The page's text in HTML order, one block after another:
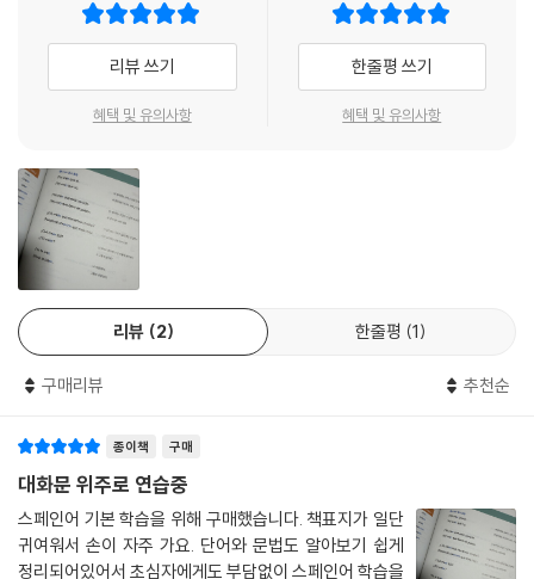
2. 오늘의 회화
일상생활에서 자주 쓰이는 표현을 익히고 기초 회화 실력을 탄탄하게 쌓는
코너입니다. 먼저 대화문에서 각 Capitulo의 핵심 문장을 눈으로 읽고, 세
세요.
3. 오늘의 핵심 표현
스페인어 문법, 어렵지 않아요! 보기 쉽게 정리된 표로 꼭 알아야 할 문법
만 알려드립니다. 다양한 응용 예문을 따라 읽다보면 어느새 스페인어 기
초 문형을 마스터하게 될 거예요. 헷갈리기 쉬운 부분은 [¡OJO!] 에서 한
번 더 짚어 드려요!
4. 오늘의 Plus+ 실전 회화
회화문을 구성하였습니다. 네이티브 성우가 녹음한 MP3를 듣고, 자연스
러운 회화 톤을 살려 말하는 연습을 해 보세요. [이것만은 꼭!] 에서 해당
과의 미션 문장을 확인해 보는 것도 잊지 마세요!
5. 오늘의 연습문제
리뷰 쓰기
혜택 및 유의사항
한줄평 쓰기
혜택 및 유의사항
리뷰 2 한줄평 1
구매리뷰 추천순
종이책 구매
대화문 위주로 연습중
스페인어 기본 학습을 위해 구매했습니다. 책표지가 일단
귀여워서 손이 자주 가요. 단어와 문법도 알아보기 쉽게
정리되어있어서 초심자에게도 부담없이 스페인어 학습을